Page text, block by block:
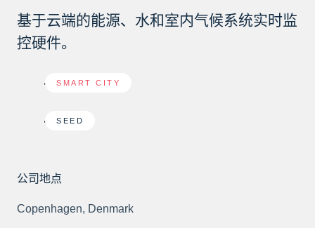
基于云端的能源、水和室内气候系统实时监
控硬件。
SMART CITY
SEED
公司地点
Copenhagen, Denmark